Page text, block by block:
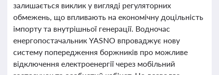
залишається виклик у вигляді регуляторних
обмежень, що впливають на економічну доцільність
імпорту та внутрішньої генерації. Водночас
енергопостачальник YASNO впроваджує нову
систему попередження боржників про можливе
відключення електроенергії через мобільний